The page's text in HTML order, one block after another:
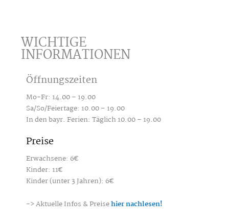
WICHTIGE
INFORMATIONEN
Öffnungszeiten
Mo-Fr: 14.00 – 19.00
Sa/So/Feiertage: 10.00 – 19.00
In den bayr. Ferien: Täglich 10.00 – 19.00
Preise
Erwachsene: 6€
Kinder: 11€
Kinder (unter 3 Jahren): 6€
-> Aktuelle Infos & Preisehier nachlesen!